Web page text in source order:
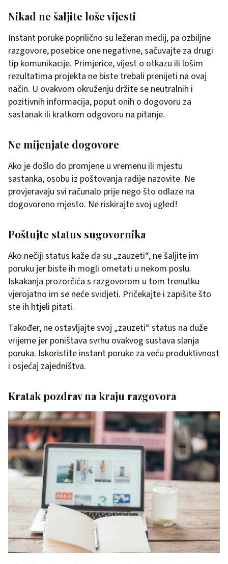
Nikad ne šaljite loše vijesti
Instant poruke poprilično su ležeran medij, pa ozbiljne
razgovore, posebice one negativne, sačuvajte za drugi
tip komunikacije. Primjerice, vijest o otkazu ili lošim
rezultatima projekta ne biste trebali prenijeti na ovaj
način. U ovakvom okruženju držite se neutralnih i
pozitivnih informacija, poput onih o dogovoru za
sastanak ili kratkom odgovoru na pitanje.
Ne mijenjate dogovore
Ako je došlo do promjene u vremenu ili mjestu
sastanka, osobu iz poštovanja radije nazovite. Ne
provjeravaju svi računalo prije nego što odlaze na
dogovoreno mjesto. Ne riskirajte svoj ugled!
Poštujte status sugovornika
Ako nečiji status kaže da su „zauzeti“, ne šaljite im
poruku jer biste ih mogli ometati u nekom poslu.
Iskakanja prozorčića s razgovorom u tom trenutku
vjerojatno im se neće svidjeti. Pričekajte i zapišite što
ste ih htjeli pitati.
Također, ne ostavljajte svoj „zauzeti“ status na duže
vrijeme jer poništava svrhu ovakvog sustava slanja
poruka. Iskoristite instant poruke za veću produktivnost
i osjećaj zajedništva.
Kratak pozdrav na kraju razgovora